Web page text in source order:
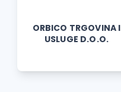
ORBICO TRGOVINA I
USLUGE D.O.O.